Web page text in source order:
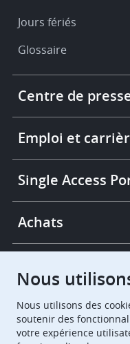
Jours fériés
Glossaire
More
links
Centre de
Emploi et
Single Access
Achats
European
Nous
Nous utilisons des
soutenir des
votre expérience